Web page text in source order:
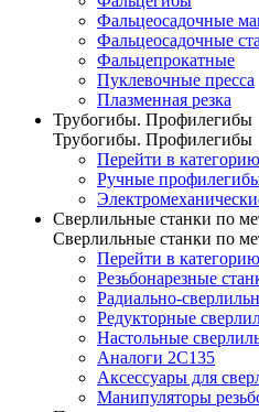
Фальцеосадочные
Фальцеосадочные
Фальцепрокатные
Пуклевочные пресса
Плазменная резка
Трубогибы. Профилегибы
Трубогибы. Профилегибы
Перейти в категорию
Ручные
Сверлильные станки по
Сверлильные станки по
Перейти в категорию
Резьбонарезные
Радиально-
Редукторные
Настольные
Аналоги 2С135
Аксессуары для
Манипуляторы